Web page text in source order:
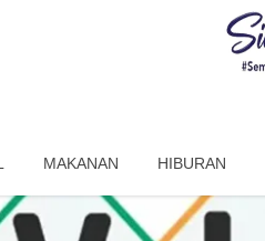
MAKANAN HIBURAN